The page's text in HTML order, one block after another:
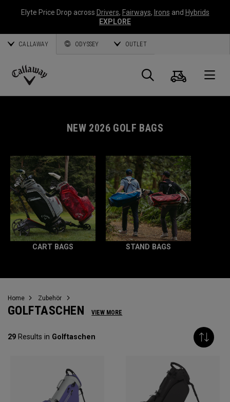
Elyte Price Drop across Drivers, Fairways, Irons and Hybrids
EXPLORE
CALLAWAY ODYSSEY OUTLET
Callaway
Suche
NEW 2026 GOLF BAGS
CART BAGS STAND BAGS
Home Zubehör
GOLFTASCHEN VIEW MORE
29 Results in Golftaschen